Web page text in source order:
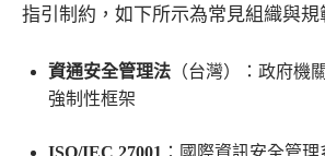
指引制約，如下所示為常見組織與規
資通安全管理法 （台灣）：政府機
強制性框架
ISO/IEC 27001 ：國際資訊安全管